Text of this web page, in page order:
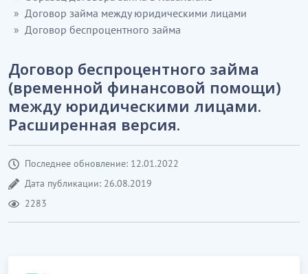
Договор займа между юридическими лицами
Договор беспроцентного займа
Договор беспроцентного займа
(временной финансовой помощи)
между юридическими лицами.
Расширенная версия.
Последнее обновление: 12.01.2022
Дата публикации: 26.08.2019
2283